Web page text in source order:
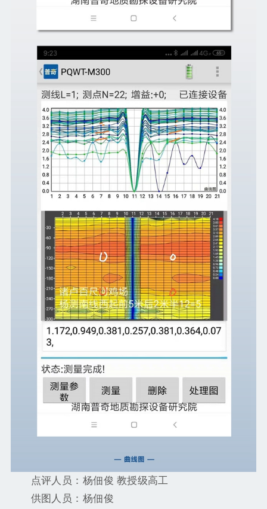
点评人员：杨佃俊 教授级高工
供图人员：杨佃俊